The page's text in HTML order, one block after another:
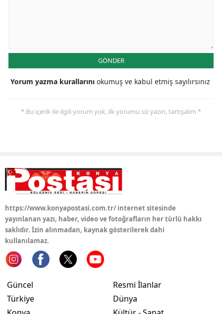
Muş
Nevşehir
Niğde
Siirt
Sinop
GÖNDER
Yorum yazma kurallarını okumuş ve kabul etmiş sayılırsınız
* Bu içerik ile ilgili yorum yok, ilk yorumu siz yazın, tartışalım *
https://www.konyapostasi.com.tr/ internet sitesinde
yayınlanan yazı, haber, video ve fotoğrafların her türlü hakkı
saklıdır. İzin alınmadan, kaynak gösterilerek dahi
kullanılamaz.
Güncel
Türkiye
Resmi İlanlar
Dünya